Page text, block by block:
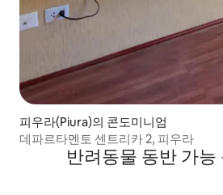
피우라(Piura)의 콘도미니엄
데파르타멘토 센트리카 2, 피우라
반려동물 동반 가능